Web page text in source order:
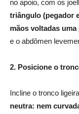
no apoio, com os
triângulo (pegador
mãos voltadas uma
e o abdômen
2. Posicione o
Incline o tronco
neutra: nem